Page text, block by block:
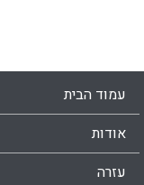
קריטי
ומסוכן
וחשמליים (Ken Roy).
עמוד הבית
אודות
עזרה